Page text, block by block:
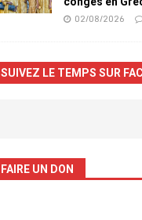
02/08/2026
SUIVEZ LE TEMPS SUR
FAIRE UN DON